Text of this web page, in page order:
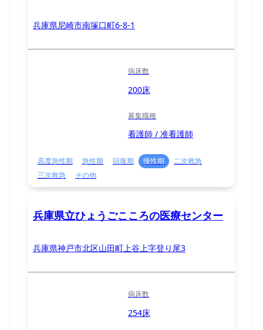
兵庫県尼崎市南塚口町6-8-1
病床数
200床
募集職種
看護師 / 准看護師
高度急性期 急性期 回復期 慢性期
二次救急
三次救急
その他
兵庫県立ひょうごこころの医療センター
兵庫県神戸市北区山田町上谷上字登り尾3
病床数
254床